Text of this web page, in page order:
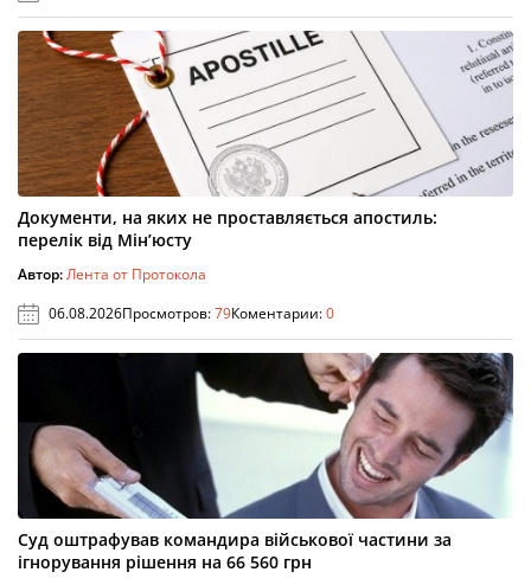
Документи, на яких не проставляється апостиль:
перелік від Мін’юсту
Автор:Лента от Протокола
06.08.2026Просмотров:79Коментарии:0
Суд оштрафував командира військової частини за
ігнорування рішення на 66 560 грн